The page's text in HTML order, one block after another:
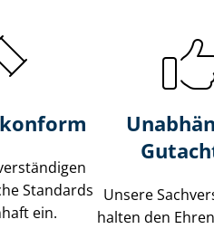
Standards
ein.
Unsere
halten den